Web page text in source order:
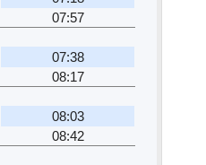
07:57
07:38
08:17
08:03
08:42